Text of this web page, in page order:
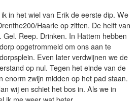
in het wiel van Erik de eerste dip. We
Haarle op zitten. De helft van
Reep. Drinken. In Hattem hebben
opgetrommeld om ons aan te
Even later verdwijnen we de
op nul. Tegen het einde van de
enorm zwijn midden op het pad staan.
wij en schiet het bos in. Als we in